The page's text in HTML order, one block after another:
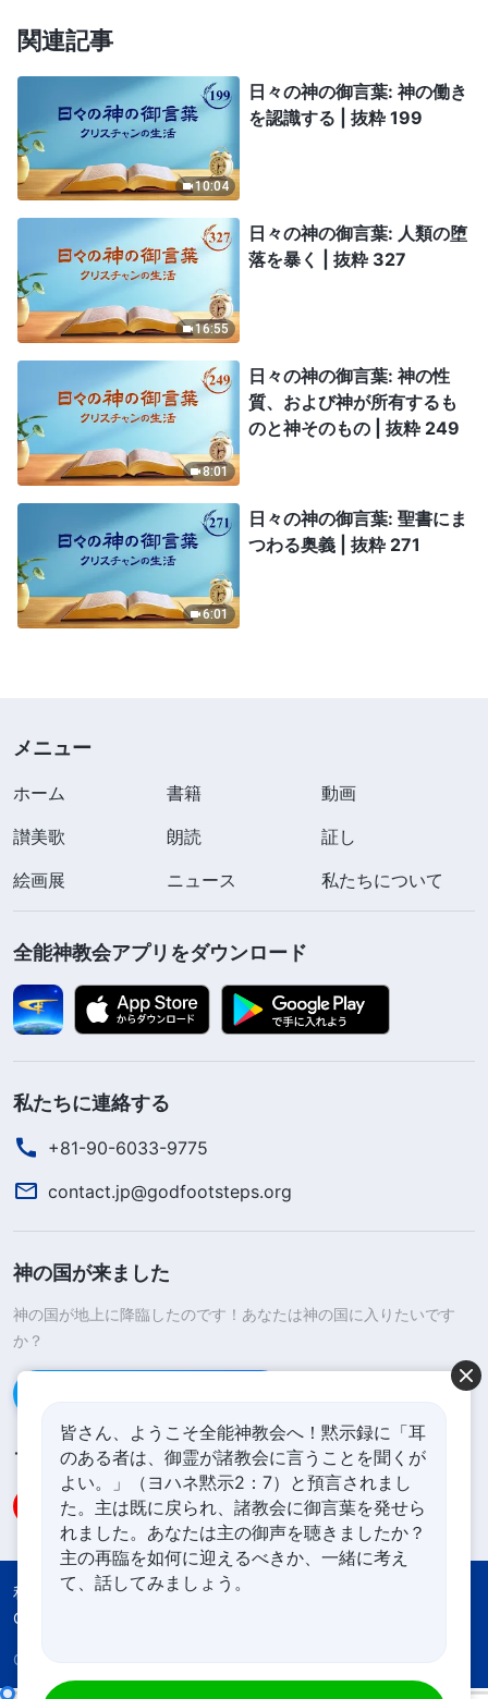
関連記事
10:04
日々の神の御言葉: 神の働き
を認識する | 抜粋 199
16:55
日々の神の御言葉: 人類の堕
落を暴く | 抜粋 327
8:01
日々の神の御言葉: 神の性
質、および神が所有するも
のと神そのもの | 抜粋 249
6:01
日々の神の御言葉: 聖書にま
つわる奥義 | 抜粋 271
メニュー
ホーム 書籍
動画
讃美歌
朗読
証し
絵画展
ニュース 私たちについて
全能神教会アプリをダウンロード
私たちに連絡する
+81-90-6033-9775
contact.jp@godfootsteps.org
神の国が来ました
神の国が地上に降臨したのです！あなたは神の国に入りたいです
か？
フォローする
利用規約 プライバシーポリシー
Cookies Policy
Copyright © 2026
皆さん、ようこそ全能神教会へ！黙示録に「耳
のある者は、御霊が諸教会に言うことを聞くが
よい。」（ヨハネ黙示2：7）と預言されまし
た。主は既に戻られ、諸教会に御言葉を発せら
れました。あなたは主の御声を聴きましたか？
主の再臨を如何に迎えるべきか、一緒に考え
て、話してみましょう。